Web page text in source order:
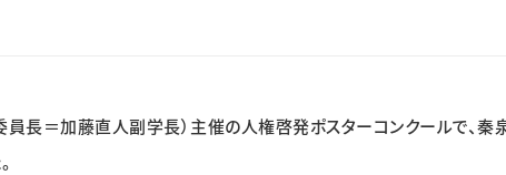
長＝加藤直人副学長）主催の人権啓発ポスターコンクールで、秦